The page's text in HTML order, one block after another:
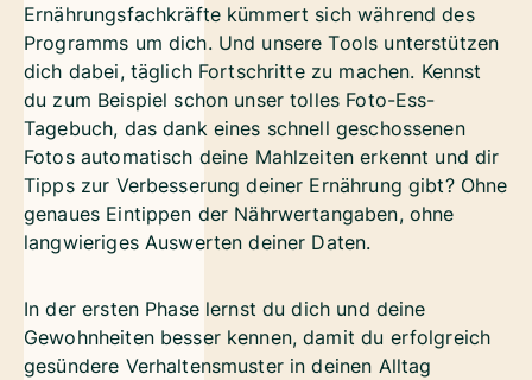
Ernährungsfachkräfte kümmert sich während des
Programms um dich. Und unsere Tools unterstützen
dich dabei, täglich Fortschritte zu machen. Kennst
du zum Beispiel schon unser tolles Foto-Ess-
Tagebuch, das dank eines schnell geschossenen
Fotos automatisch deine Mahlzeiten erkennt und dir
Tipps zur Verbesserung deiner Ernährung gibt? Ohne
genaues Eintippen der Nährwertangaben, ohne
langwieriges Auswerten deiner Daten.
In der ersten Phase lernst du dich und deine
Gewohnheiten besser kennen, damit du erfolgreich
gesündere Verhaltensmuster in deinen Alltag